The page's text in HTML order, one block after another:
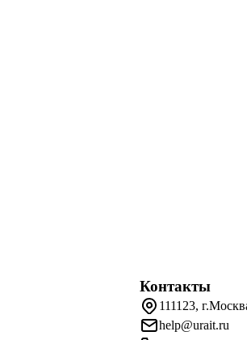
Контакты
111123,
help@urait.ru